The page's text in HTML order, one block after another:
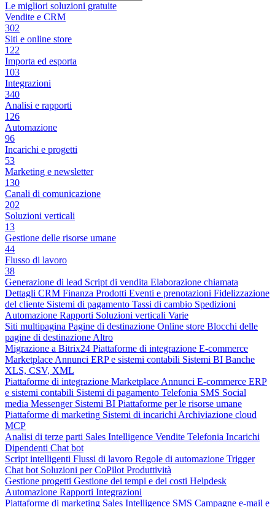
Le migliori soluzioni gratuite
Vendite e CRM
302
Siti e online store
122
Importa ed esporta
103
Integrazioni
340
Analisi e rapporti
126
Automazione
96
Incarichi e progetti
53
Marketing e newsletter
130
Canali di comunicazione
202
Soluzioni verticali
13
Gestione delle risorse umane
44
Flusso di lavoro
38
Generazione di lead Script di vendita Elaborazione chiamata
Dettagli CRM Finanza Prodotti Eventi e prenotazioni Fidelizzazione
del cliente Sistemi di pagamento Tassi di cambio Spedizioni
Automazione Rapporti Soluzioni verticali Varie
Siti multipagina Pagine di destinazione Online store Blocchi delle
pagine di destinazione Altro
Migrazione a Bitrix24 Piattaforme di integrazione E-commerce
Marketplace Annunci ERP e sistemi contabili Sistemi BI Banche
XLS, CSV, XML
Piattaforme di integrazione Marketplace Annunci E-commerce ERP
e sistemi contabili Sistemi di pagamento Telefonia SMS Social
media Messenger Sistemi BI Piattaforme per le risorse umane
Piattaforme di marketing Sistemi di incarichi Archiviazione cloud
MCP
Analisi di terze parti Sales Intelligence Vendite Telefonia Incarichi
Dipendenti Chat bot
Script intelligenti Flussi di lavoro Regole di automazione Trigger
Chat bot Soluzioni per CoPilot Produttività
Gestione progetti Gestione dei tempi e dei costi Helpdesk
Automazione Rapporti Integrazioni
Piattaforme di marketing Sales Intelligence SMS Campagne e-mail e